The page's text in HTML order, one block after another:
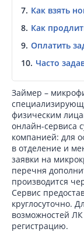
Как взять
Как
Оплатить
Часто
Займер –
физическим
онлайн-сервиса
компанией: для
в отделение и
заявки на
перечня
производится
Сервис
круглосуточно.
возможностей
регистрацию.